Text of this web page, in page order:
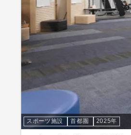
スポーツ施設 首都圏 2025年